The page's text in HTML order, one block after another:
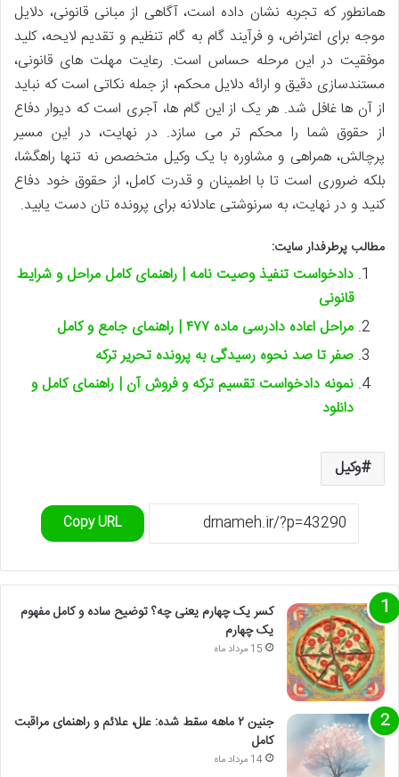
همانطور که تجربه نشان داده است، آگاهی از مبانی قانونی، دلایل
موجه برای اعتراض، و فرآیند گام به گام تنظیم و تقدیم لایحه، کلید
موفقیت در این مرحله حساس است. رعایت مهلت های قانونی،
مستندسازی دقیق و ارائه دلایل محکم، از جمله نکاتی است که نباید
از آن ها غافل شد. هر یک از این گام ها، آجری است که دیوار دفاع
از حقوق شما را محکم تر می سازد. در نهایت، در این مسیر
پرچالش، همراهی و مشاوره با یک وکیل متخصص نه تنها راهگشا،
بلکه ضروری است تا با اطمینان و قدرت کامل، از حقوق خود دفاع
کنید و در نهایت، به سرنوشتی عادلانه برای پرونده تان دست یابید.
مطالب پرطرفدار سایت:
دادخواست تنفیذ وصیت نامه | راهنمای کامل مراحل و شرایط
قانونی
مراحل اعاده دادرسی ماده ۴۷۷ | راهنمای جامع و کامل
صفر تا صد نحوه رسیدگی به پرونده تحریر ترکه
نمونه دادخواست تقسیم ترکه و فروش آن | راهنمای کامل و
دانلود
وکیل
Copy URL
کسر یک چهارم یعنی چه؟ توضیح ساده و کامل مفهوم
یک چهارم
15 مرداد ماه
جنین ۲ ماهه سقط شده: علل، علائم و راهنمای مراقبت
کامل
14 مرداد ماه